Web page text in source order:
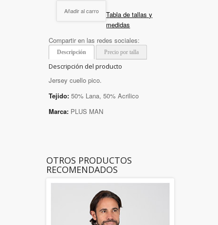
Añadir al carro
Tabla de tallas y
medidas
Compartir en las redes sociales:
Descripción Precio por talla
Descripción del producto
Jersey cuello pico.
Tejido: 50% Lana, 50% Acrilico
Marca: PLUS MAN
OTROS PRODUCTOS
RECOMENDADOS